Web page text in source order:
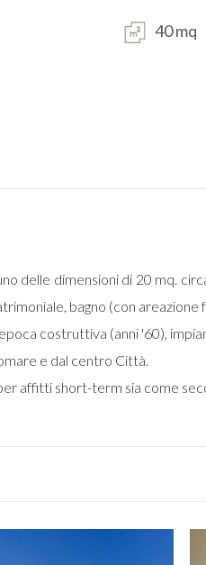
40 mq
delle dimensioni di 20 mq.
bagno (con areazione
costruttiva (anni '60),
e dal centro Città.
affitti short-term sia come